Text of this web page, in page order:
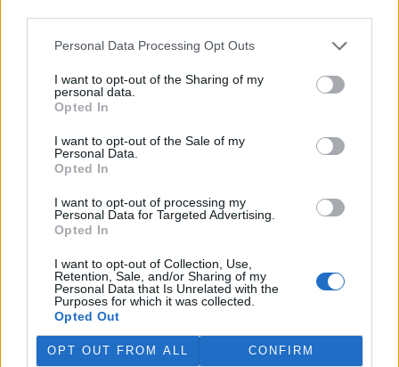
Personal Data Processing Opt Outs
I want to opt-out of the Sharing of my
personal data.
Opted In
I want to opt-out of the Sale of my
Personal Data.
Opted In
I want to opt-out of processing my
Personal Data for Targeted Advertising.
Opted In
I want to opt-out of Collection, Use,
Retention, Sale, and/or Sharing of my
Personal Data that Is Unrelated with the
Purposes for which it was collected.
Opted Out
OPT OUT FROM ALL CONFIRM
pronásledovali velrybáře
Islandské úřady nařídily
vyhoštění 21 aktivistů
pobřežní stráž s policií zabavily
jejich loď, která pronásledovala velrybářské plavidlo. Pasažéři lodi
patřící nadaci kanadsko-amerického ekologického aktivisty Paula
palubě nebyl. Píše o tom agentura AFP s odvoláním na islandskou
policii.
Záchranná stanice v Praze přijímá kvůli vedrům více
volně žijících zvířat
5.8.2026 17:40 | PRAHA (
teplotám pracovníci pražské